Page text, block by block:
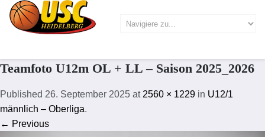
Teamfoto U12m OL + LL – Saison 2025_2026
Published 26. September 2025 at 2560 × 1229 in U12/1
männlich – Oberliga.
← Previous